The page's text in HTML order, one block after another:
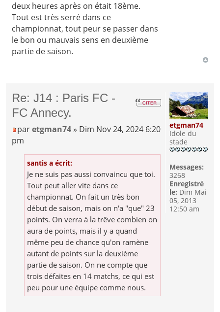
deux heures après on était 18ème.
Tout est très serré dans ce
championnat, tout peur se passer dans
le bon ou mauvais sens en deuxième
partie de saison.
Re: J14 : Paris FC -
FC Annecy.
paretgman74 » Dim Nov 24, 2024 6:20
pm
santis a écrit:
Je ne suis pas aussi convaincu que toi.
Tout peut aller vite dans ce
championnat. On fait un très bon
début de saison, mais on n'a "que" 23
points. On verra à la trêve combien on
aura de points, mais il y a quand
même peu de chance qu'on ramène
autant de points sur la deuxième
partie de saison. On ne compte que
trois défaites en 14 matchs, ce qui est
peu pour une équipe comme nous.
etgman74
Idole du
stade
Messages:
3268
Enregistré
le: Dim Mai
05, 2013
12:50 am